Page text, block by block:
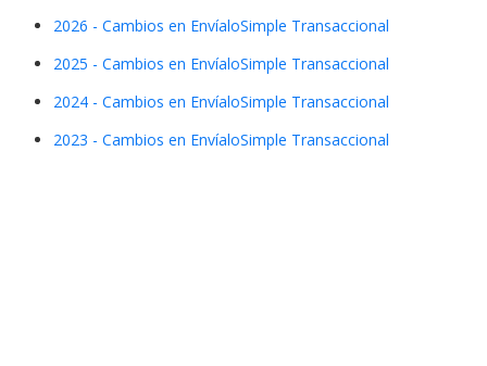
2026 - Cambios en EnvíaloSimple Transaccional
2025 - Cambios en EnvíaloSimple Transaccional
2024 - Cambios en EnvíaloSimple Transaccional
2023 - Cambios en EnvíaloSimple Transaccional